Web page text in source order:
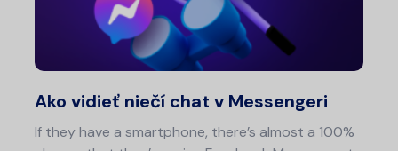
Ako vidieť niečí chat v Messengeri
If they have a smartphone, there’s almost a 100%